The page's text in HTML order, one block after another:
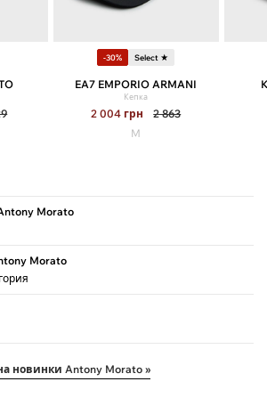
-30% Select ★
EA7 EMPORIO ARMANI
Кепка
2 004 грн
2 863
M
Morato
Morato
новинки Antony Morato »